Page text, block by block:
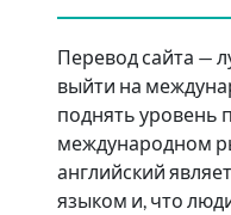
Перевод сайта —
выйти на
поднять уровень
международном
английский
языком и, что